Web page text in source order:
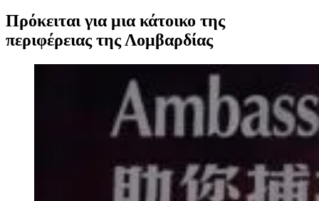
Πρόκειται για μια κάτοικο της
περιφέρειας της Λομβαρδίας